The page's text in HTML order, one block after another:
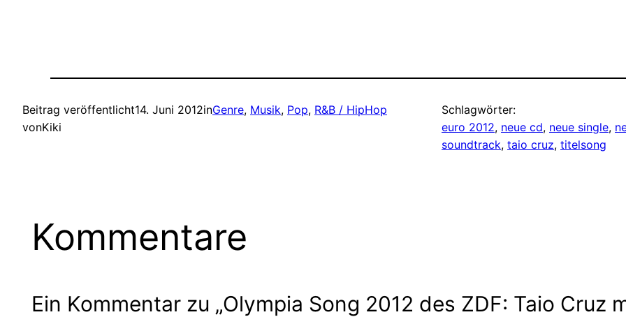
Beitrag veröffentlicht14. Juni 2012inGenre, Musik, Pop, R&B / HipHop
vonKiki
Schlagwörter:
euro 2012, neue cd, neue single,
soundtrack, taio cruz, titelsong
Kommentare
Ein Kommentar zu „Olympia Song 2012 des ZDF: Taio Cruz